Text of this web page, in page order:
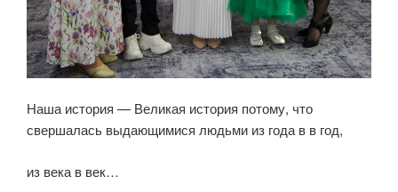
Наша история — Великая история потому, что
свершалась выдающимися людьми из года в в год,
из века в век…